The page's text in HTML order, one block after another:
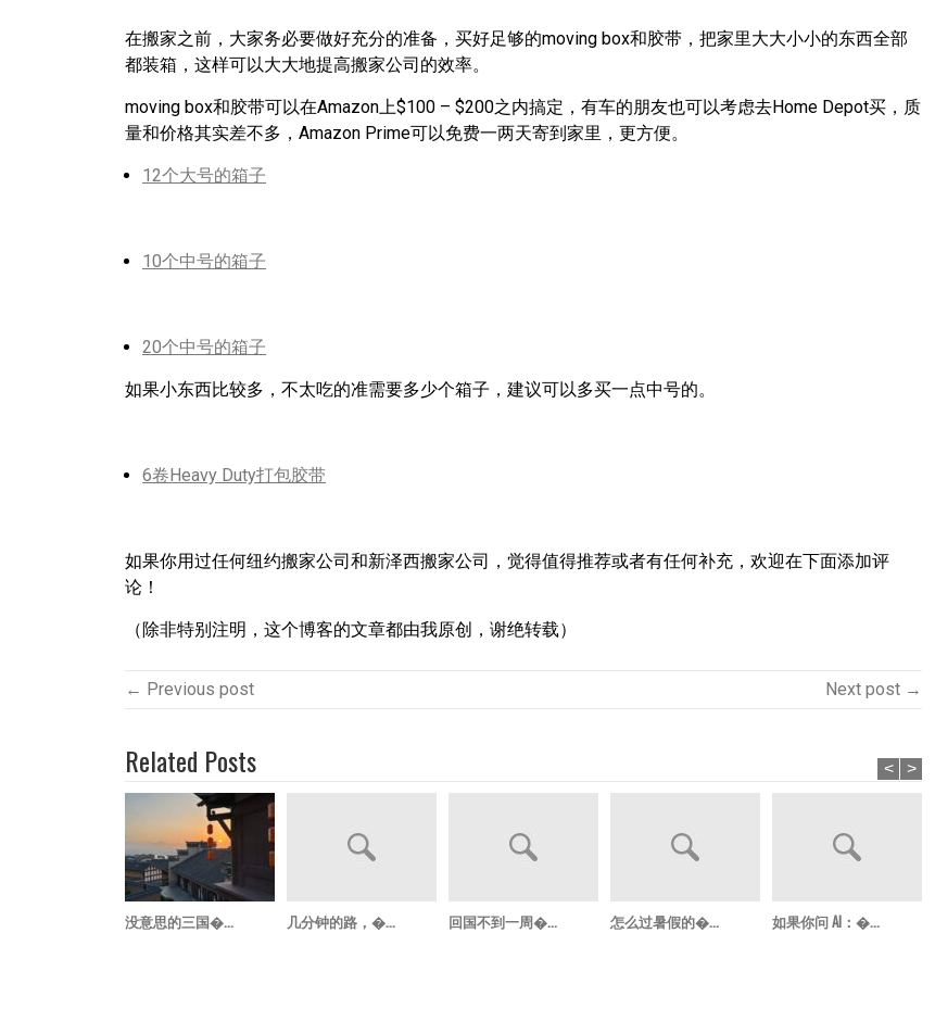
在搬家之前，大家务必要做好充分的准备，买好足够的moving box和胶带，把家里大大小小的东西全部
都装箱，这样可以大大地提高搬家公司的效率。
moving box和胶带可以在Amazon上$100 – $200之内搞定，有车的朋友也可以考虑去Home Depot买，质
量和价格其实差不多，Amazon Prime可以免费一两天寄到家里，更方便。
12个大号的箱子
10个中号的箱子
20个中号的箱子
如果小东西比较多，不太吃的准需要多少个箱子，建议可以多买一点中号的。
6卷Heavy Duty打包胶带
如果你用过任何纽约搬家公司和新泽西搬家公司，觉得值得推荐或者有任何补充，欢迎在下面添加评
论！
（除非特别注明，这个博客的文章都由我原创，谢绝转载）
← Previous post Next post →
Related Posts
没意思的三国�... 几分钟的路，�... 回国不到一周�... 怎么过暑假的�... 如果你问 AI：�...
< >